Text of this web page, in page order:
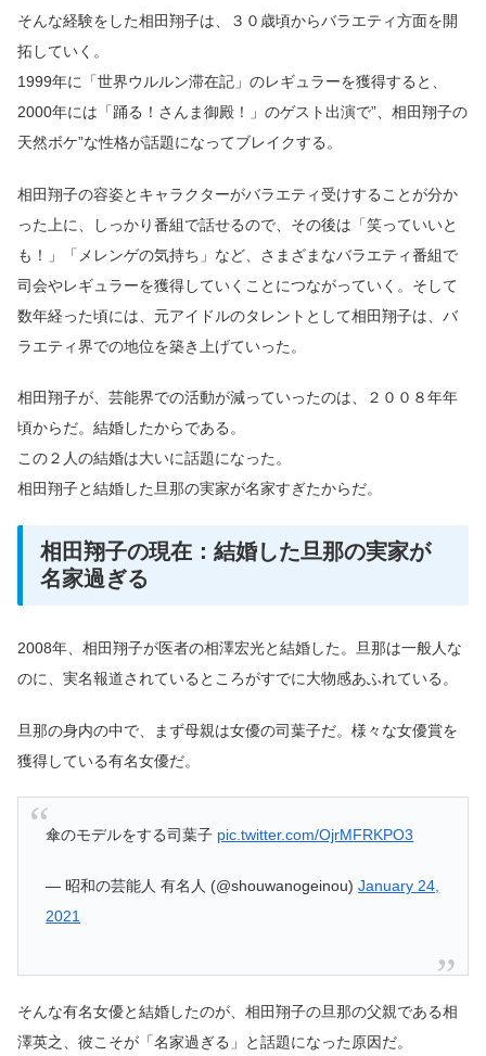
そんな経験をした相田翔子は、３０歳頃からバラエティ方面を開
拓していく。
1999年に「世界ウルルン滞在記」のレギュラーを獲得すると、
2000年には「踊る！さんま御殿！」のゲスト出演で”、相田翔子の
天然ボケ”な性格が話題になってブレイクする。
相田翔子の容姿とキャラクターがバラエティ受けすることが分か
った上に、しっかり番組で話せるので、その後は「笑っていいと
も！」「メレンゲの気持ち」など、さまざまなバラエティ番組で
司会やレギュラーを獲得していくことにつながっていく。そして
数年経った頃には、元アイドルのタレントとして相田翔子は、バ
ラエティ界での地位を築き上げていった。
相田翔子が、芸能界での活動が減っていったのは、２００８年年
頃からだ。結婚したからである。
この２人の結婚は大いに話題になった。
相田翔子と結婚した旦那の実家が名家すぎたからだ。
相田翔子の現在：結婚した旦那の実家が
名家過ぎる
2008年、相田翔子が医者の相澤宏光と結婚した。旦那は一般人な
のに、実名報道されているところがすでに大物感あふれている。
旦那の身内の中で、まず母親は女優の司葉子だ。様々な女優賞を
獲得している有名女優だ。
傘のモデルをする司葉子 pic.twitter.com/OjrMFRKPO3
— 昭和の芸能人 有名人 (@shouwanogeinou)January 24,
2021
そんな有名女優と結婚したのが、相田翔子の旦那の父親である相
澤英之、彼こそが「名家過ぎる」と話題になった原因だ。